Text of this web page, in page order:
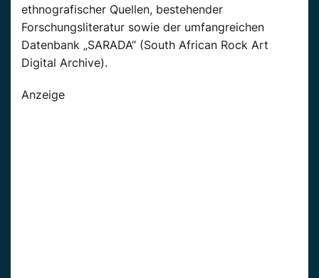
ethnografischer Quellen, bestehender
Forschungsliteratur sowie der umfangreichen
Datenbank „SARADA“ (South African Rock Art
Digital Archive).
Anzeige